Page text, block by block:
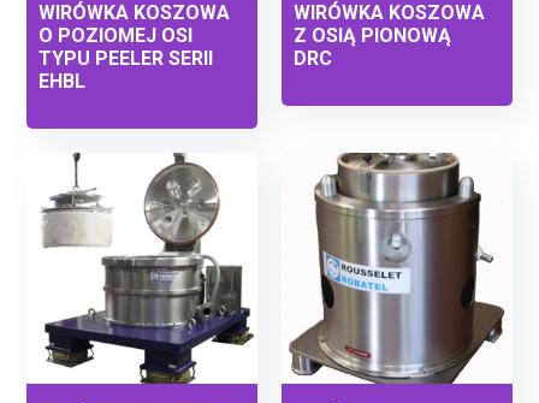
WIRÓWKA KOSZOWA
O POZIOMEJ OSI
TYPU PEELER SERII
EHBL
WIRÓWKA KOSZOWA
Z OSIĄ PIONOWĄ
DRC